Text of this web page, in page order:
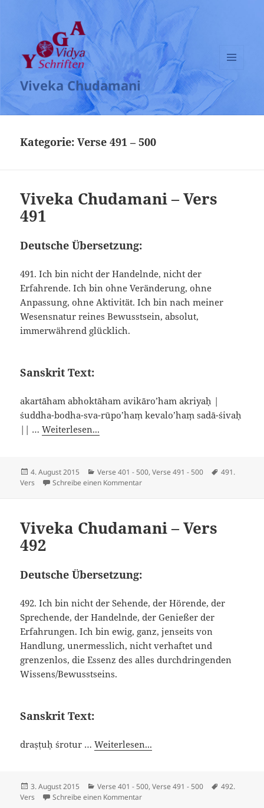
Viveka Chudamani
UND
WIDGETS
Kategorie:Verse 491 – 500
Viveka Chudamani – Vers
491
Deutsche Übersetzung:
491. Ich bin nicht der Handelnde, nicht der
Erfahrende. Ich bin ohne Veränderung, ohne
Anpassung, ohne Aktivität. Ich bin nach meiner
Wesensnatur reines Bewusstsein, absolut,
immerwährend glücklich.
Sanskrit Text:
akartāham abhoktāham avikāro’ham akriyaḥ |
śuddha-bodha-sva-rūpo’haṃ kevalo’haṃ sadā-śivaḥ
|| …Weiterlesen...
Veröffentlicht
am
4. August 2015 Kategorien
Verse 401 - 500,Verse 491 - 500 Schlagwörter
491.
Vers
Schreibe einen Kommentarzu Viveka Chudamani – Vers 491
Viveka Chudamani – Vers
492
Deutsche Übersetzung:
492. Ich bin nicht der Sehende, der Hörende, der
Sprechende, der Handelnde, der Genießer der
Erfahrungen. Ich bin ewig, ganz, jenseits von
Handlung, unermesslich, nicht verhaftet und
grenzenlos, die Essenz des alles durchdringenden
Wissens/Bewusstseins.
Sanskrit Text:
draṣṭuḥ śrotur …Weiterlesen...
Veröffentlicht
am
3. August 2015 Kategorien
Verse 401 - 500,Verse 491 - 500 Schlagwörter
492.
Vers
Schreibe einen Kommentarzu Viveka Chudamani – Vers 492